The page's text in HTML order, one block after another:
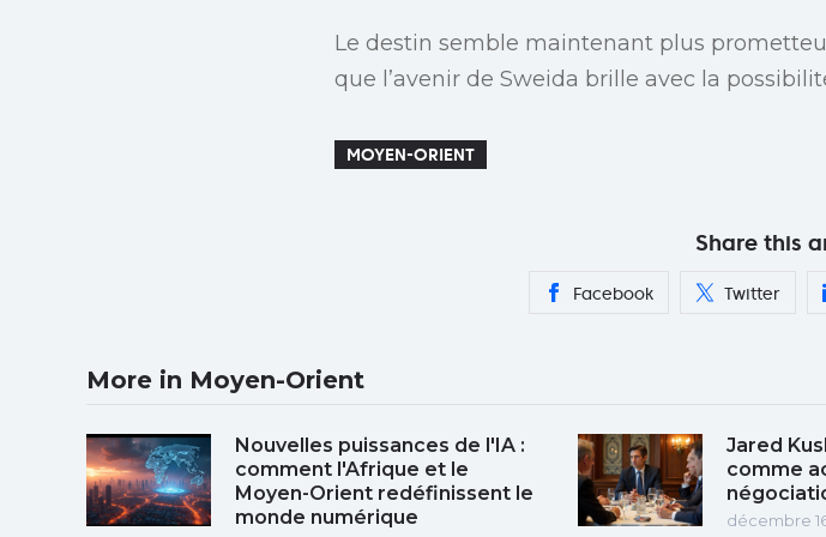
Le destin semble maintenant plus
que l’avenir de Sweida brille avec la
MOYEN-ORIENT
Share this
Facebook Twitter
More in Moyen-Orient
Nouvelles puissances de l'IA :
comment l'Afrique et le
Moyen-Orient redéfinissent le
monde numérique
Jared
comme
décembre